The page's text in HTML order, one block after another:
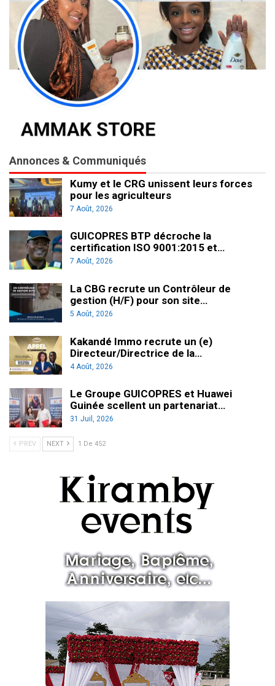
Annonces & Communiqués
Kumy et le CRG unissent leurs forces
pour les agriculteurs
7 Août, 2026
GUICOPRES BTP décroche la
certification ISO 9001:2015 et…
7 Août, 2026
La CBG recrute un Contrôleur de
gestion (H/F) pour son site…
5 Août, 2026
Kakandé Immo recrute un (e)
Directeur/Directrice de la…
4 Août, 2026
Le Groupe GUICOPRES et Huawei
Guinée scellent un partenariat…
31 Juil, 2026
PREV NEXT 1 De 452